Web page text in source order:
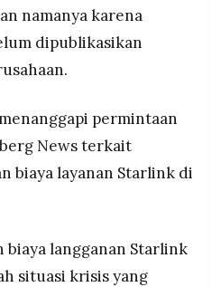
namanya karena
dipublikasikan
permintaan
News terkait
biaya layanan Starlink di
biaya langganan Starlink
situasi krisis yang